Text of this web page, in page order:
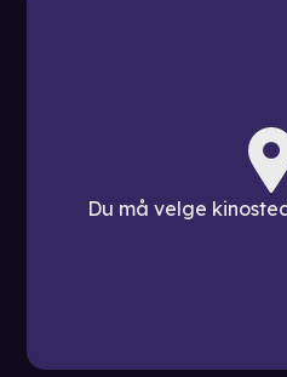
Du må velge